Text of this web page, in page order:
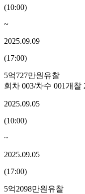
(10:00)
~
2025.09.09
(17:00)
5억727만원 유찰
회차 003/차수 001개찰
2025.09.05
(10:00)
~
2025.09.05
(17:00)
5억2098만원 유찰